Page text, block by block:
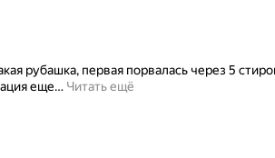
рубашка, первая порвалась через 5
еще… Читать ещё